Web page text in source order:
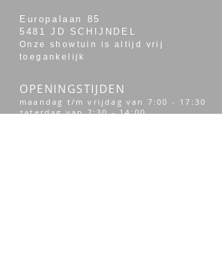
Europalaan 85
5481 JD SCHIJNDEL
Onze showtuin is altijd vrij
toegankelijk
OPENINGSTIJDEN
maandag t/m vrijdag van 7:00 - 17:30
zaterdag van 7:30 - 14:00